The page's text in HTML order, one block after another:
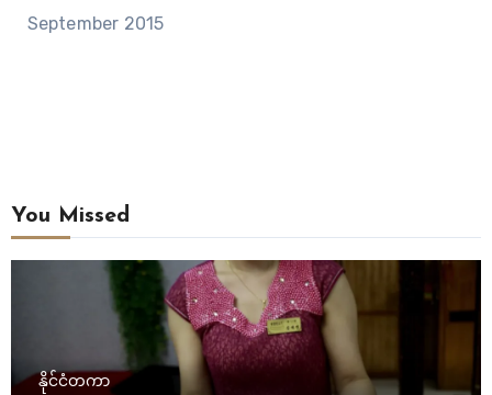
September 2015
You Missed
နိုင်ငံတကာ